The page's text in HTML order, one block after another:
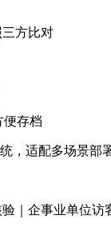
方比对
便存档
，适配多场景部
｜企事业单位访